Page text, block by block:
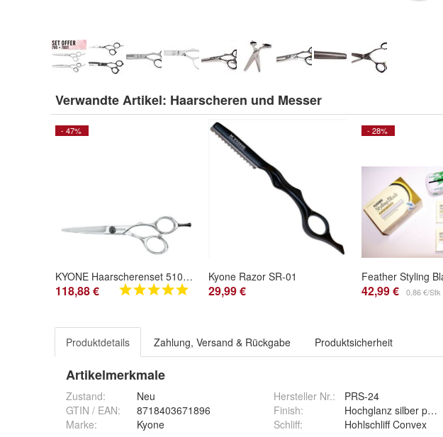
Verwandte Artikel: Haarscheren und Messer
- 47%
KYONE Haarscherenset 510 + 510T
118,88 €
Kyone Razor SR-01
29,99 €
- 28%
42,99 € 0,86 €/Stk
Produktdetails Zahlung, Versand & Rückgabe Produktsicherheit
Artikelmerkmale
Zustand:
Neu
GTIN / EAN:
8718403671896
Marke:
Kyone
Hersteller Nr.:
PRS-24
Finish:
Hochglanz silber poliert
Schliff: Hohlschliff Convex